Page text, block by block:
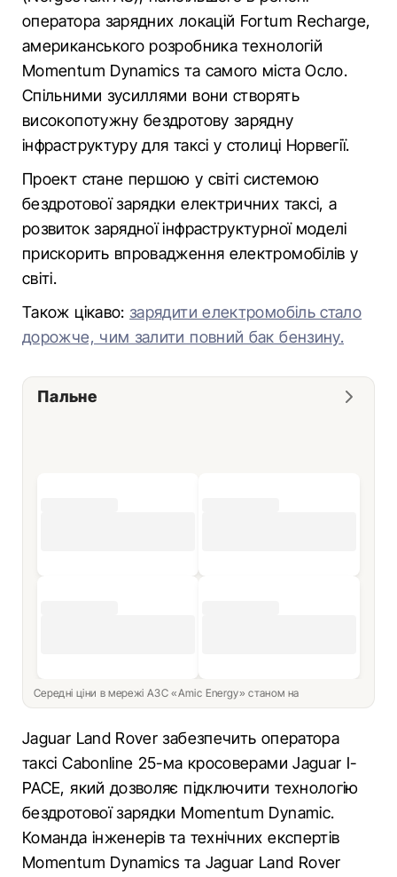
оператора зарядних локацій Fortum Recharge,
американського розробника технологій
Momentum Dynamics та самого міста Осло.
Спільними зусиллями вони створять
високопотужну бездротову зарядну
інфраструктуру для таксі у столиці Норвегії.
Проект стане першою у світі системою
бездротової зарядки електричних таксі, а
розвиток зарядної інфраструктурної моделі
прискорить впровадження електромобілів у
світі.
Також цікаво: зарядити електромобіль стало
дорожче, чим залити повний бак бензину.
Пальне
Середні ціни в мережі АЗС «Amic Energy» станом на
Jaguar Land Rover забезпечить оператора
таксі Cabonline 25-ма кросоверами Jaguar I-
PACE, який дозволяє підключити технологію
бездротової зарядки Momentum Dynamic.
Команда інженерів та технічних експертів
Momentum Dynamics та Jaguar Land Rover